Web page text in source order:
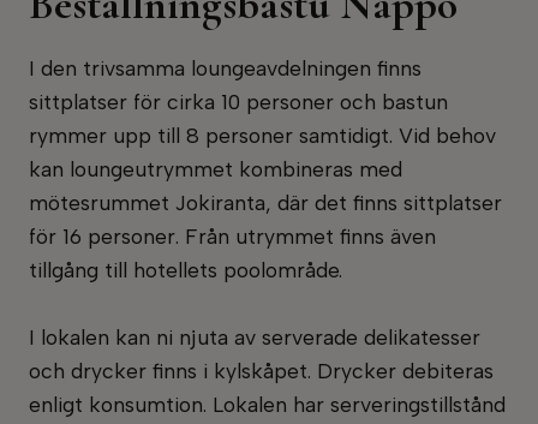
I den trivsamma loungeavdelningen finns
sittplatser för cirka 10 personer och bastun
rymmer upp till 8 personer samtidigt. Vid behov
kan loungeutrymmet kombineras med
mötesrummet Jokiranta, där det finns sittplatser
för 16 personer. Från utrymmet finns även
tillgång till hotellets poolområde.
I lokalen kan ni njuta av serverade delikatesser
och drycker finns i kylskåpet. Drycker debiteras
enligt konsumtion. Lokalen har serveringstillstånd